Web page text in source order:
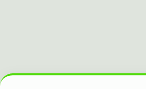
bahis sitesi